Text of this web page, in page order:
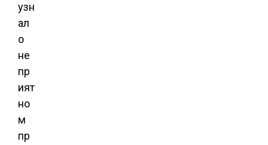
узн
ал
о
не
пр
ият
но
м
пр